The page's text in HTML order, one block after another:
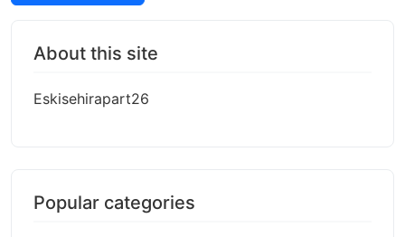
About this site
Eskisehirapart26
Popular categories